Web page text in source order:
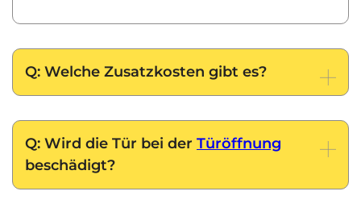
Q: Welche Zusatzkosten gibt es?
Q: Wird die Tür bei der Türöffnung
beschädigt?